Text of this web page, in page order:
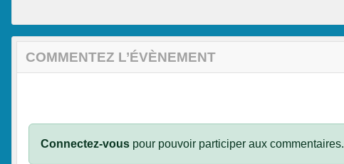
COMMENTEZ L’ÉVÈNEMENT
Connectez-vous pour pouvoir participer aux commentaires.